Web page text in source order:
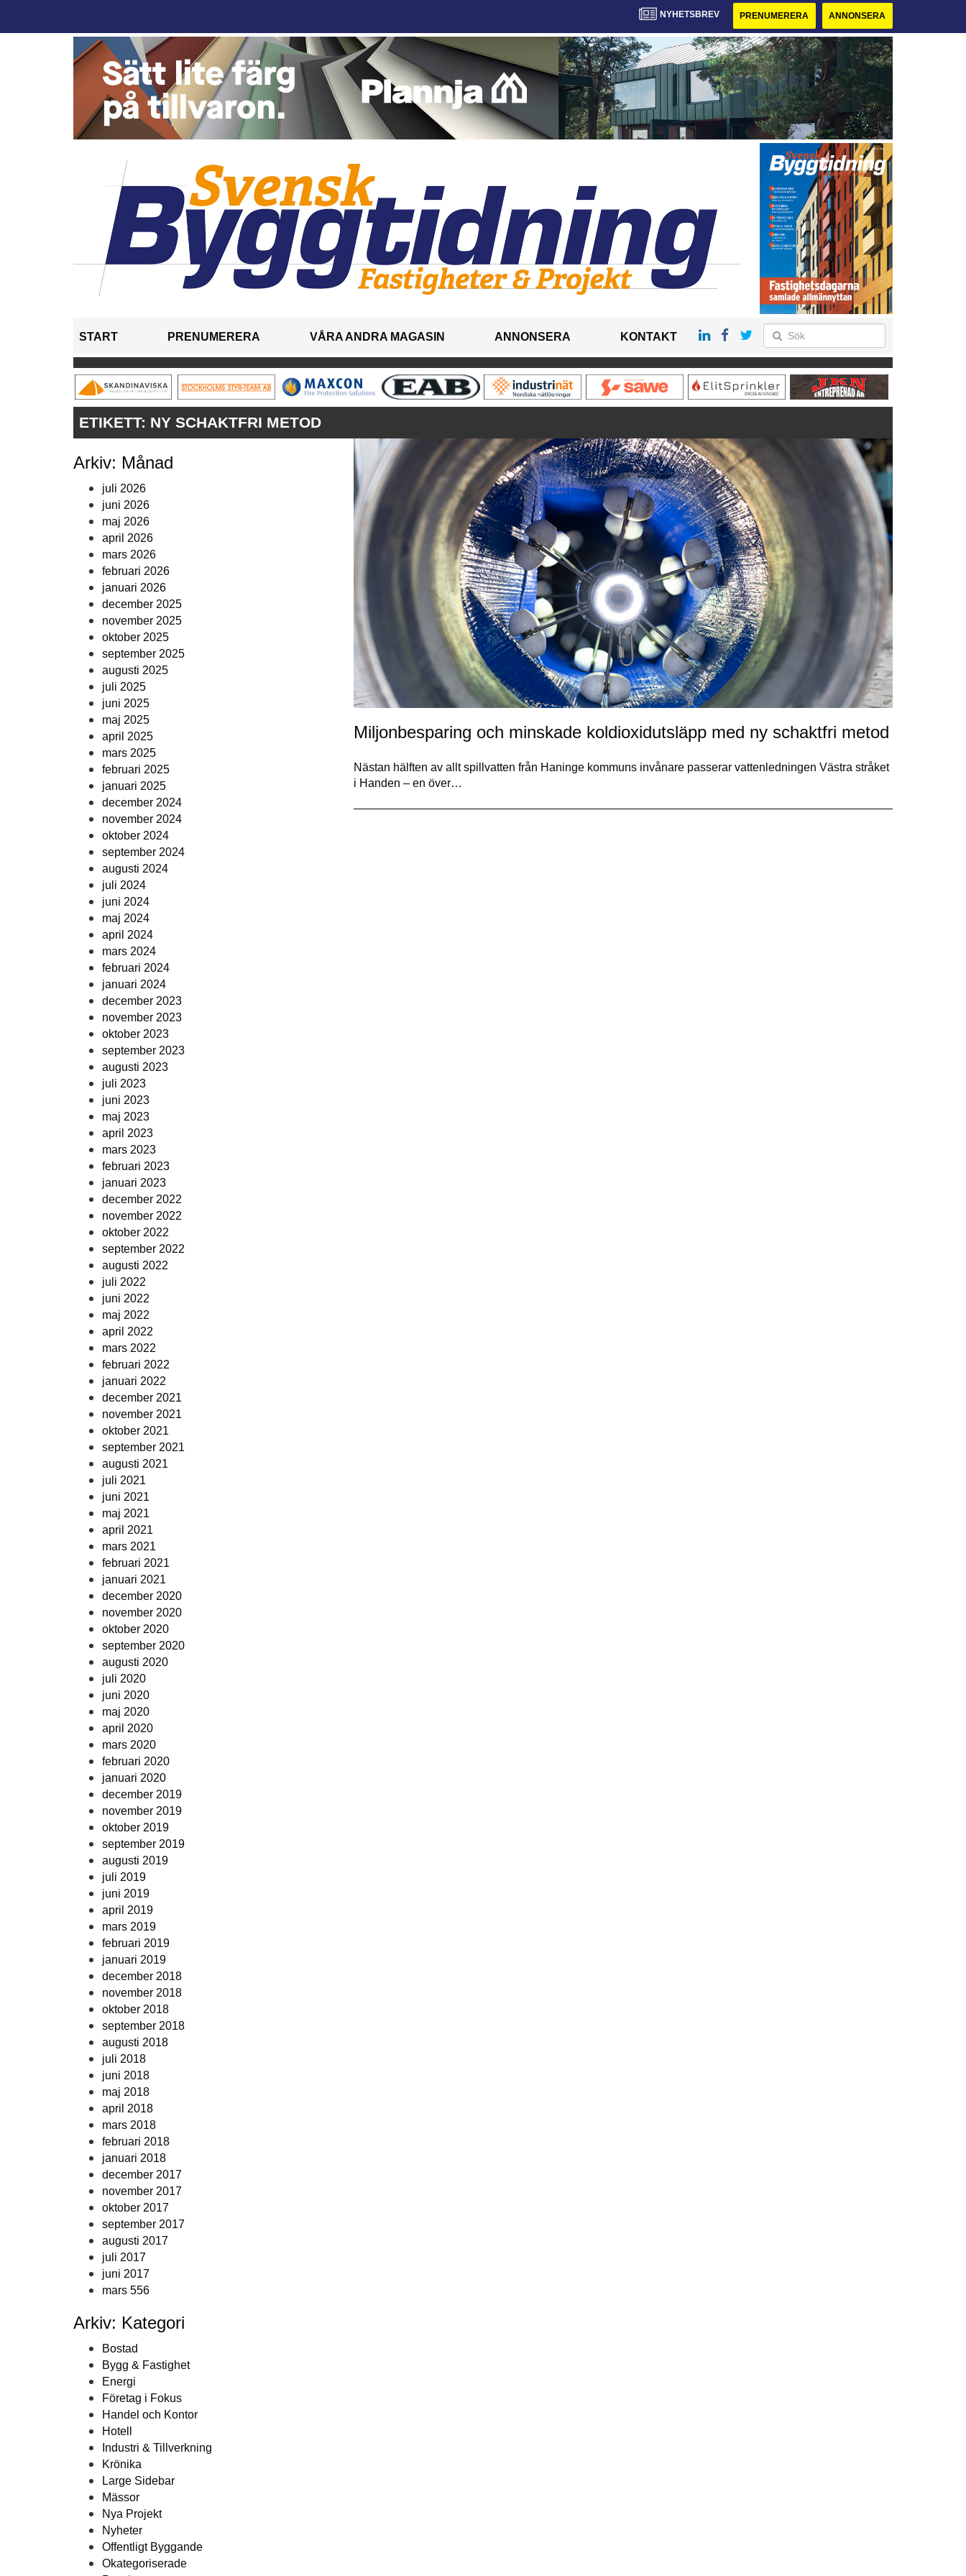
NYHETSBREV PRENUMERERA ANNONSERA
START PRENUMERERA VÅRA ANDRA MAGASIN ANNONSERA KONTAKT
ETIKETT: NY SCHAKTFRI METOD
Arkiv: Månad
juli 2026
juni 2026
maj 2026
april 2026
mars 2026
februari 2026
januari 2026
december 2025
november 2025
oktober 2025
september 2025
augusti 2025
juli 2025
juni 2025
maj 2025
april 2025
mars 2025
februari 2025
januari 2025
december 2024
november 2024
oktober 2024
september 2024
augusti 2024
juli 2024
juni 2024
maj 2024
april 2024
mars 2024
februari 2024
januari 2024
december 2023
november 2023
oktober 2023
september 2023
augusti 2023
juli 2023
juni 2023
maj 2023
april 2023
mars 2023
februari 2023
januari 2023
december 2022
november 2022
oktober 2022
september 2022
augusti 2022
juli 2022
juni 2022
maj 2022
april 2022
mars 2022
februari 2022
januari 2022
december 2021
november 2021
oktober 2021
september 2021
augusti 2021
juli 2021
juni 2021
maj 2021
april 2021
mars 2021
februari 2021
januari 2021
december 2020
november 2020
oktober 2020
september 2020
augusti 2020
juli 2020
juni 2020
maj 2020
april 2020
mars 2020
februari 2020
januari 2020
december 2019
november 2019
oktober 2019
september 2019
augusti 2019
juli 2019
juni 2019
april 2019
mars 2019
februari 2019
januari 2019
december 2018
november 2018
oktober 2018
september 2018
augusti 2018
juli 2018
juni 2018
maj 2018
april 2018
mars 2018
februari 2018
januari 2018
december 2017
november 2017
oktober 2017
september 2017
augusti 2017
juli 2017
juni 2017
mars 556
Arkiv: Kategori
Bostad
Bygg & Fastighet
Energi
Företag i Fokus
Handel och Kontor
Hotell
Industri & Tillverkning
Krönika
Large Sidebar
Mässor
Nya Projekt
Nyheter
Offentligt Byggande
Okategoriserade
Miljonbesparing och minskade koldioxidutsläpp med ny schaktfri metod
Nästan hälften av allt spillvatten från Haninge kommuns invånare passerar vattenledningen Västra stråket
i Handen – en över…